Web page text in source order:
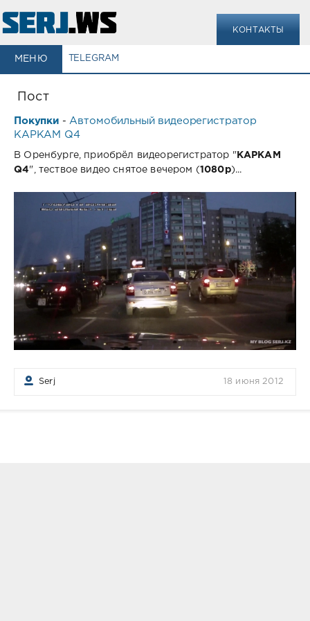
КОНТАКТЫ
МЕНЮ TELEGRAM
Пост
Покупки - Автомобильный видеорегистратор
КАРКАМ Q4
В Оренбурге, приобрёл видеорегистратор " КАРКАМ
Q4", тествое видео снятое вечером (1080p)...
Serj 18 июня 2012